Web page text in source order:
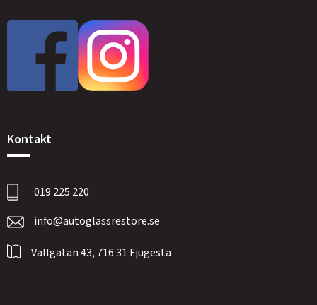
Kontakt
019 225 220
info@autoglassrestore.se
Vallgatan 43, 716 31 Fjugesta